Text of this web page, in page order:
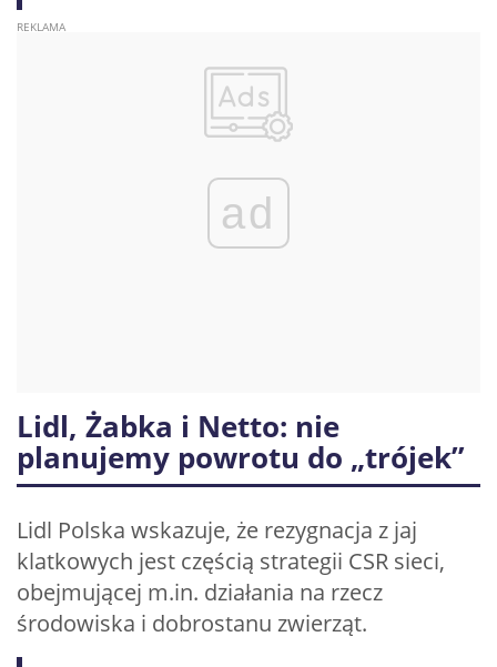
ad
Lidl, Żabka i Netto: nie
planujemy powrotu do „trójek”
Lidl Polska wskazuje, że rezygnacja z jaj
klatkowych jest częścią strategii CSR sieci,
obejmującej m.in. działania na rzecz
środowiska i dobrostanu zwierząt.